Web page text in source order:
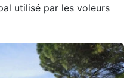
utilisé par les voleurs